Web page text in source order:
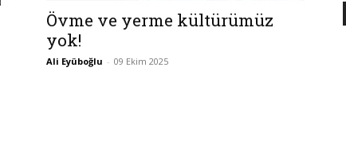
Övme ve yerme kültürümüz
yok!
Ali Eyüboğlu - 09 Ekim 2025